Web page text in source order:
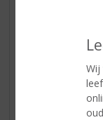
Wij
Schrijf een
Er zijn nog